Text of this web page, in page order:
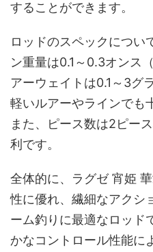
することができます。
ロッドのスペックについ
ン重量は0.1～0.3オンス
アーウェイトは0.1～3グ
軽いルアーやラインでも
また、ピース数は2ピー
利です。
全体的に、ラグゼ 宵姫
性に優れ、繊細なアクシ
ーム釣りに最適なロッド
かなコントロール性能に